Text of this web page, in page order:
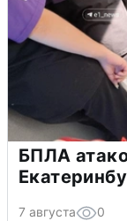
БПЛА
7 августа 0